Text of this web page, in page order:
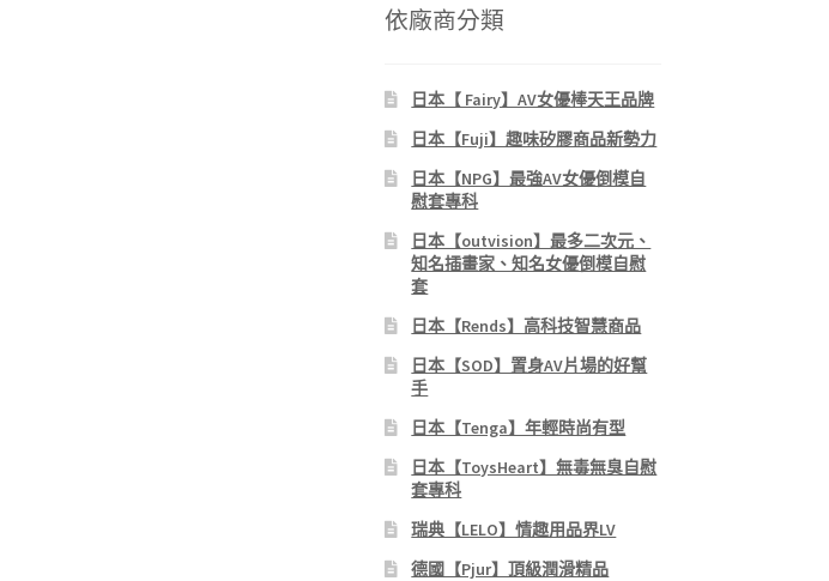
依廠商分類
日本【 Fairy】AV女優棒天王品牌
日本【Fuji】趣味矽膠商品新勢力
日本【NPG】最強AV女優倒模自
慰套專科
日本【outvision】最多二次元、
知名插畫家、知名女優倒模自慰
套
日本【Rends】高科技智慧商品
日本【SOD】置身AV片場的好幫
手
日本【Tenga】年輕時尚有型
日本【ToysHeart】無毒無臭自慰
套專科
瑞典【LELO】情趣用品界LV
德國【Pjur】頂級潤滑精品